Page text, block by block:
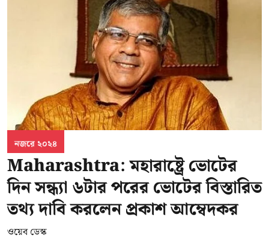
নজরে ২০২৪
Maharashtra: মহারাষ্ট্রে ভোটের
দিন সন্ধ্যা ৬টার পরের ভোটের বিস্তারিত
তথ্য দাবি করলেন প্রকাশ আম্বেদকর
ওয়েব ডেস্ক